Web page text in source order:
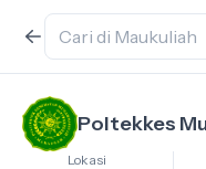
Poltekkes
Lokasi